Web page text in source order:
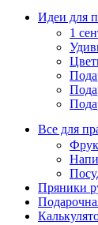
Идеи для
1
Все для
Пряники